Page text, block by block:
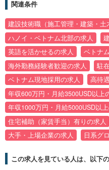
関連条件
建設技術職（施工管理・建築・土
ハノイ・ベトナム北部の求人
英語を活かせるの求人
ベトナ
海外勤務経験者歓迎の求人
駐
ベトナム現地採用の求人
高待
年収600万円・月給3500USD以上
年収1000万円・月給5000USD以
住宅補助（家賃手当）有りの求人
大手・上場企業の求人
日系グ
この求人を見ている人は、以下